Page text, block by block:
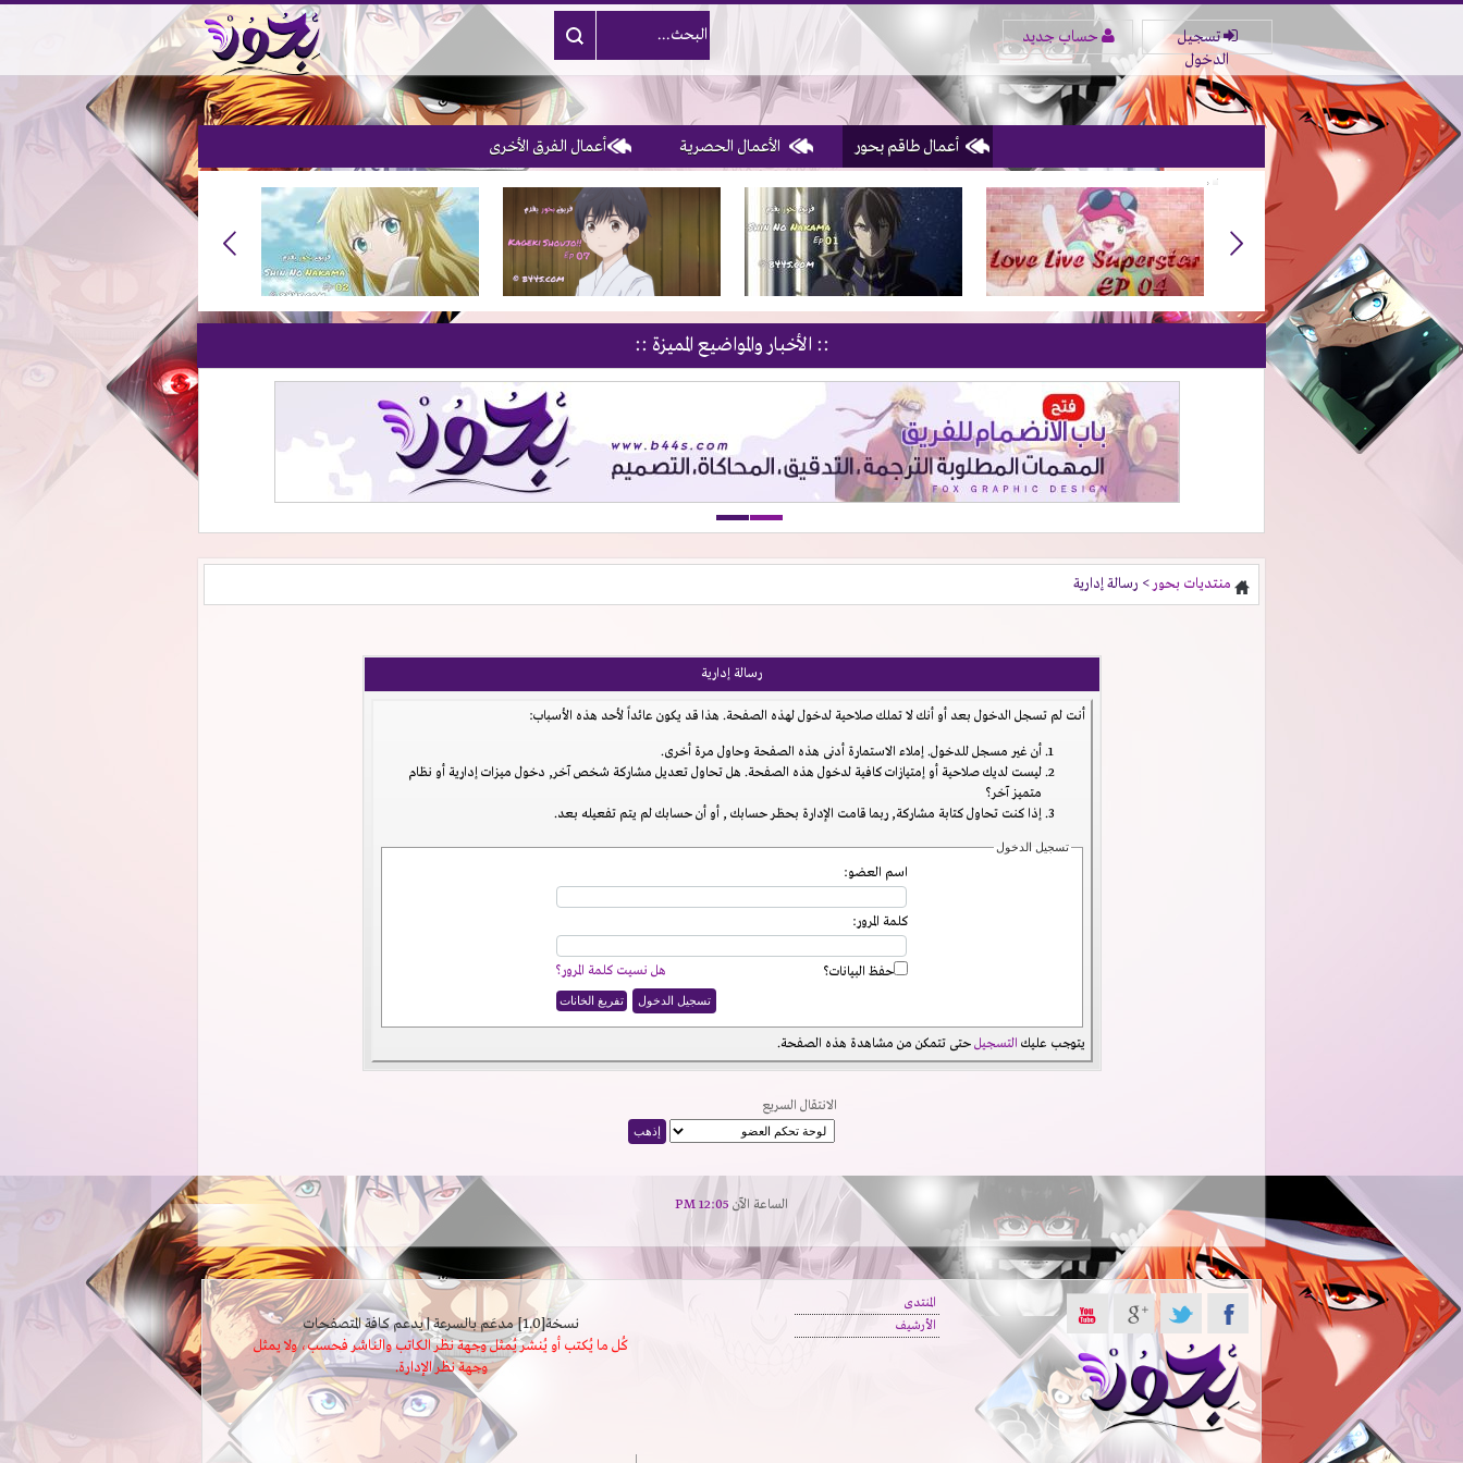
تسجيل
الدخول
حساب جديد
أعمال طاقم بحور الأعمال الحصرية أعمال الفرق الأخرى
1, 2, 3 & 4of 10
:: الأخبار والمواضيع المميزة ::
منتديات بحور > رسالة إدارية
رسالة إدارية
أنت لم تسجل الدخول بعد أو أنك لا تملك صلاحية لدخول لهذه الصفحة. هذا قد يكون عائداً لأحد هذه الأسباب:
أن غير مسجل للدخول. إملاء الاستمارة أدنى هذه الصفحة وحاول مرة أخرى.
ليست لديك صلاحية أو إمتيازات كافية لدخول هذه الصفحة. هل تحاول تعديل مشاركة شخص آخر, دخول ميزات إدارية أو نظام
متميز آخر؟
إذا كنت تحاول كتابة مشاركة, ربما قامت الإدارة بحظر حسابك , أو أن حسابك لم يتم تفعيله بعد.
تسجيل الدخول
اسم العضو:
كلمة المرور:
هل نسيت كلمة المرور؟ حفظ البيانات؟
يتوجب عليك التسجيلحتى تتمكن من مشاهدة هذه الصفحة.
الانتقال السريع
الساعة الآن 12:05 PM
المنتدى
الأرشيف
نسخة[1.0] مدعَم بالسرعة | يدعم كافة المتصفحات
كُل ما يُكتب أو يُنشر يُمثل وجهة نظر الكاتب والناشر فحسب، ولا يمثل
وجهة نظر الإدارة.